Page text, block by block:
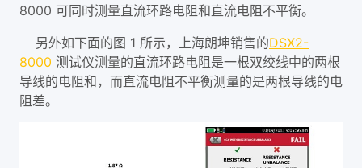
8000 可同时测量直流环路电阻和直流电阻不平衡。
另外如下面的图 1 所示，上海朗坤销售的DSX2-
8000 测试仪测量的直流环路电阻是一根双绞线中的两根
导线的电阻和，而直流电阻不平衡测量的是两根导线的电
阻差。